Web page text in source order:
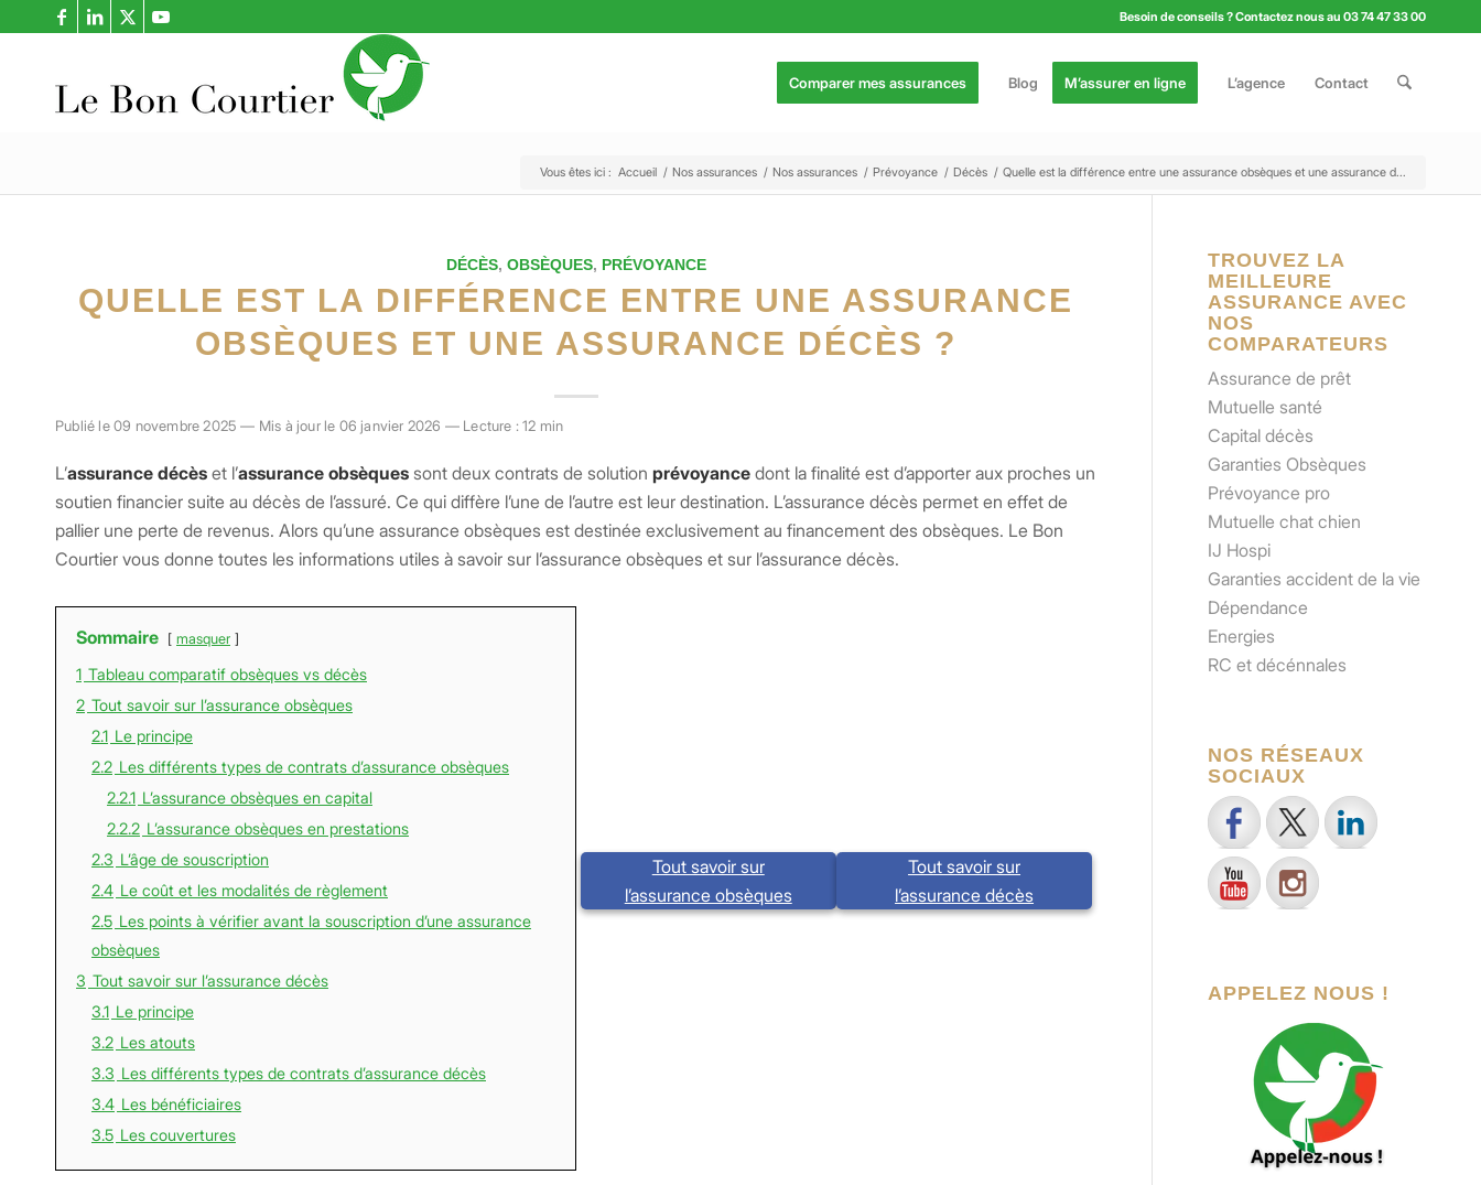
Besoin de conseils ? Contactez nous au 03 74 47 33 00
Comparer mes assurances Blog M’assurer en ligne L’agence Contact
Vous êtes ici : Accueil / Nos assurances / Nos assurances / Prévoyance / Décès / Quelle est la différence entre une assurance obsèques et une assurance d...
DÉCÈS, OBSÈQUES, PRÉVOYANCE
QUELLE EST LA DIFFÉRENCE ENTRE UNE ASSURANCE
OBSÈQUES ET UNE ASSURANCE DÉCÈS ?
Publié le 09 novembre 2025 — Mis à jour le 06 janvier 2026 — Lecture : 12 min
L’assurance décès et l’assurance obsèques sont deux contrats de solution prévoyance dont la finalité est d’apporter aux proches un
soutien financier suite au décès de l’assuré. Ce qui diffère l’une de l’autre est leur destination. L’assurance décès permet en effet de
pallier une perte de revenus. Alors qu’une assurance obsèques est destinée exclusivement au financement des obsèques. Le Bon
Courtier vous donne toutes les informations utiles à savoir sur l’assurance obsèques et sur l’assurance décès.
Sommaire masquer
1 Tableau comparatif obsèques vs décès
2 Tout savoir sur l’assurance obsèques
2.1 Le principe
2.2 Les différents types de contrats d’assurance obsèques
2.2.1 L’assurance obsèques en capital
2.2.2 L’assurance obsèques en prestations
2.3 L’âge de souscription
2.4 Le coût et les modalités de règlement
2.5 Les points à vérifier avant la souscription d’une assurance
obsèques
3 Tout savoir sur l’assurance décès
3.1 Le principe
3.2 Les atouts
3.3 Les différents types de contrats d’assurance décès
3.4 Les bénéficiaires
3.5 Les couvertures
Tout savoir sur
l’assurance obsèques
Tout savoir sur
l’assurance décès
TROUVEZ LA
MEILLEURE
ASSURANCE AVEC
NOS
COMPARATEURS
Assurance de prêt
Mutuelle santé
Capital décès
Garanties Obsèques
Prévoyance pro
Mutuelle chat chien
IJ Hospi
Garanties accident de la vie
Dépendance
Energies
RC et décénnales
NOS RÉSEAUX
SOCIAUX
APPELEZ NOUS !